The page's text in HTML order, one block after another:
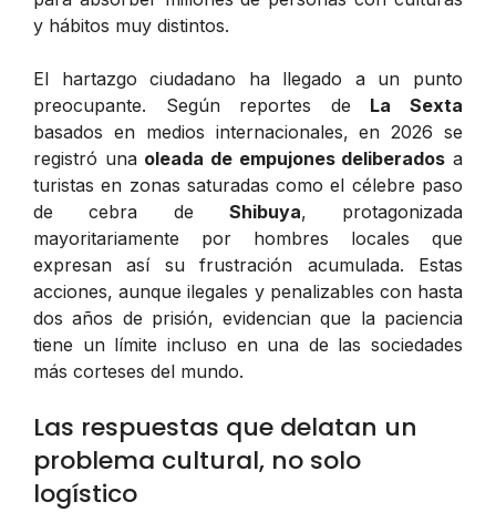
y hábitos muy distintos.
El hartazgo ciudadano ha llegado a un punto
preocupante. Según reportes de La Sexta
basados en medios internacionales, en 2026 se
registró una oleada de empujones deliberados a
turistas en zonas saturadas como el célebre paso
de cebra de Shibuya, protagonizada
mayoritariamente por hombres locales que
expresan así su frustración acumulada. Estas
acciones, aunque ilegales y penalizables con hasta
dos años de prisión, evidencian que la paciencia
tiene un límite incluso en una de las sociedades
más corteses del mundo.
Las respuestas que delatan un
problema cultural, no solo
logístico